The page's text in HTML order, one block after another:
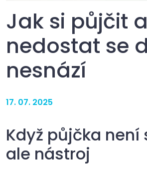
Jak si půjčit a
nedostat se
nesnází
17. 07. 2025
Když půjčka není
ale nástroj